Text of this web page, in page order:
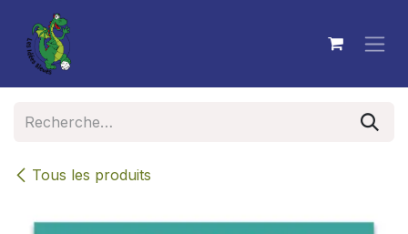
Se rendre au contenu
Tous les produits